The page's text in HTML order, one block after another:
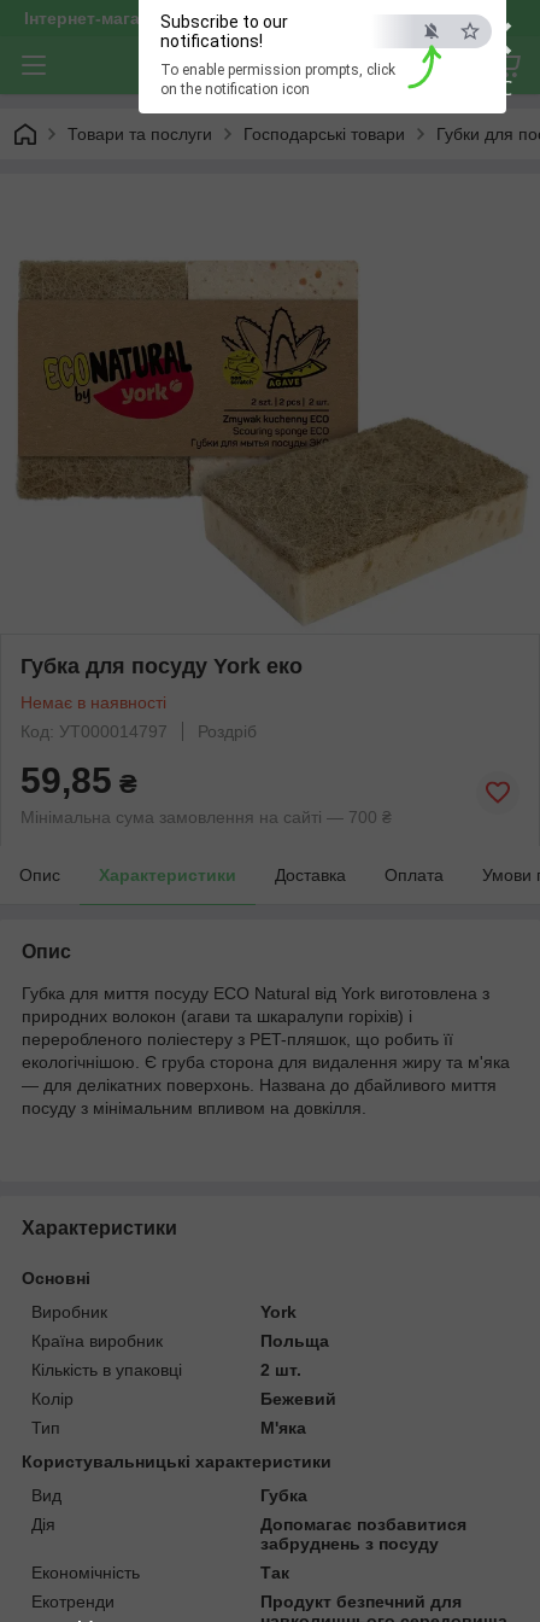
×
ESC
Subscribe to our
notifications!
To enable permission prompts, click
on the notification icon
Інтернет-магазин "optservis"
Товари та послуги Господарські товари Губки для
Губка для посуду York еко
Немає в наявності
Код: УТ000014797
Роздріб
59,85 ₴
Мінімальна сума замовлення на сайті — 700 ₴
Опис Характеристики Доставка Оплата Умови
Опис
Губка для миття посуду ECO Natural від York виготовлена з
природних волокон (агави та шкаралупи горіхів) і
переробленого поліестеру з PET-пляшок, що робить її
екологічнішою. Є груба сторона для видалення жиру та м'яка
— для делікатних поверхонь. Названа до дбайливого миття
посуду з мінімальним впливом на довкілля.
Характеристики
Основні
Виробник
York
Країна виробник
Польща
Кількість в упаковці
2 шт.
Колір
Бежевий
Тип
М'яка
Користувальницькі характеристики
Вид
Губка
Дія
Допомагає позбавитися
забруднень з посуду
Економічність
Так
Екотренди
Продукт безпечний для